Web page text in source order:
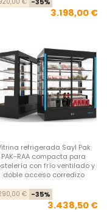
3.198,00 €
refrigerada Sayl Pak
PAK-RAA compacta para
con frío ventilado y
doble acceso corredizo
€ -35%
3.438,50 €